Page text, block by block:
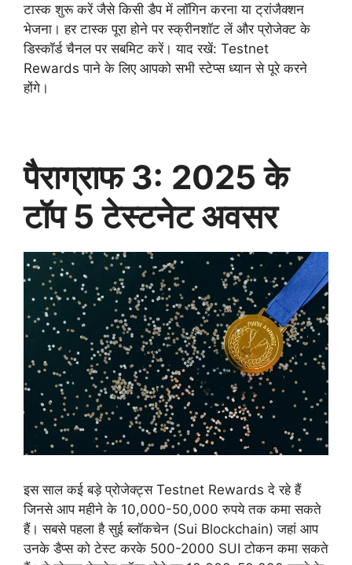
टास्क शुरू करें जैसे किसी डैप में लॉगिन करना या ट्रांजैक्शन
भेजना। हर टास्क पूरा होने पर स्क्रीनशॉट लें और प्रोजेक्ट के
डिस्कॉर्ड चैनल पर सबमिट करें। याद रखें: Testnet
Rewards पाने के लिए आपको सभी स्टेप्स ध्यान से पूरे करने
होंगे।
पैराग्राफ 3: 2025 के
टॉप 5 टेस्टनेट अवसर
इस साल कई बड़े प्रोजेक्ट्स Testnet Rewards दे रहे हैं
जिनसे आप महीने के 10,000-50,000 रुपये तक कमा सकते
हैं। सबसे पहला है सुई ब्लॉकचेन (Sui Blockchain) जहां आप
उनके डैप्स को टेस्ट करके 500-2000 SUI टोकन कमा सकते